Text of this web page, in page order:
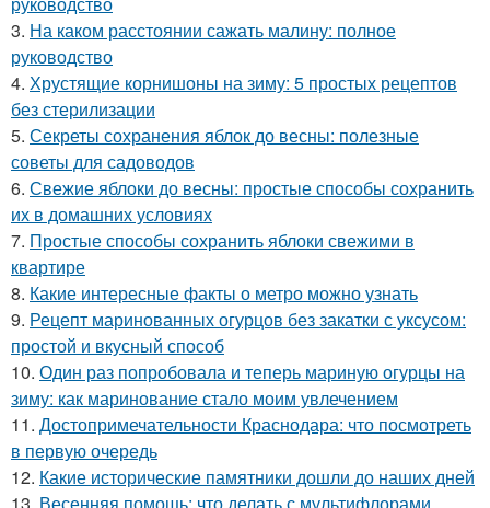
3. На каком расстоянии сажать малину: полное
руководство
4. Хрустящие корнишоны на зиму: 5 простых рецептов
без стерилизации
5. Секреты сохранения яблок до весны: полезные
советы для садоводов
6. Свежие яблоки до весны: простые способы сохранить
их в домашних условиях
7. Простые способы сохранить яблоки свежими в
квартире
8. Какие интересные факты о метро можно узнать
9. Рецепт маринованных огурцов без закатки с уксусом:
простой и вкусный способ
10. Один раз попробовала и теперь мариную огурцы на
зиму: как маринование стало моим увлечением
11. Достопримечательности Краснодара: что посмотреть
в первую очередь
12. Какие исторические памятники дошли до наших дней